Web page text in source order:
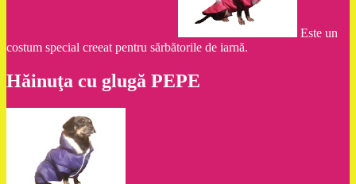
Este un
costum special creeat pentru sărbătorile de iarnă.
Hăinuţa cu glugă PEPE